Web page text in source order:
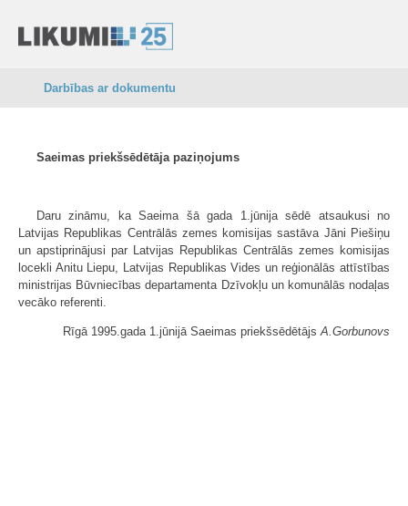
Darbības ar dokumentu
Saeimas priekšsēdētāja paziņojums
Daru zināmu, ka Saeima šā gada 1.jūnija sēdē atsaukusi no
Latvijas Republikas Centrālās zemes komisijas sastāva Jāni Piešiņu
un apstiprinājusi par Latvijas Republikas Centrālās zemes komisijas
locekli Anitu Liepu, Latvijas Republikas Vides un reģionālās attīstības
ministrijas Būvniecības departamenta Dzīvokļu un komunālās nodaļas
vecāko referenti.
Rīgā 1995.gada 1.jūnijā Saeimas priekšsēdētājsA.Gorbunovs